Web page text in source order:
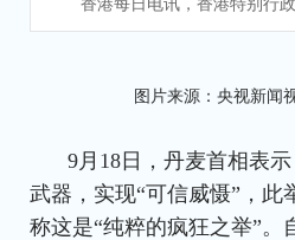
香港每日电讯，香港特别行政
图片来源：央视新闻
9月18日，丹麦首相表
武器，实现“可信威慑”，此
称这是“纯粹的疯狂之举”